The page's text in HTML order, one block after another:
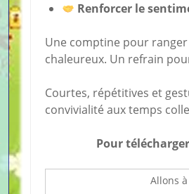
Renforcer le
Une comptine pour
chaleureux. Un refrain
Courtes, répétitives et
convivialité aux temps
Pour
Allons